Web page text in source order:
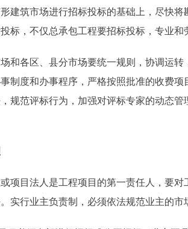
筑市场进行招标投标的基础上，尽快将
标，不仅总承包工程要招标投标，专业和
各区、县分市场要统一规则，协调运转
制度和办事程序，严格按照批准的收费
规范评标行为，加强对评标专家的动态
目法人是工程项目的第一责任人，要对
实行业主负责制，必须依法规范业主的市